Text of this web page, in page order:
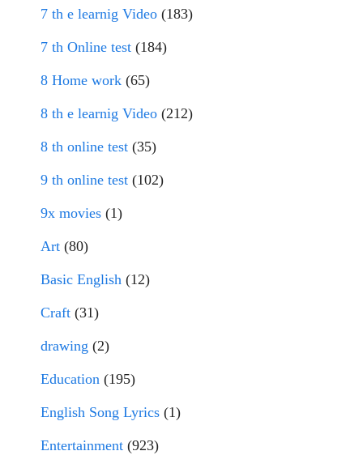
7 th e learnig Video (183)
7 th Online test (184)
8 Home work (65)
8 th e learnig Video (212)
8 th online test (35)
9 th online test (102)
9x movies (1)
Art (80)
Basic English (12)
Craft (31)
drawing (2)
Education (195)
English Song Lyrics (1)
Entertainment (923)